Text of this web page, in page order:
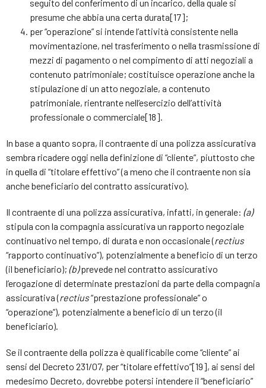
seguito del conferimento di un incarico, della quale si
presume che abbia una certa durata[17];
per “operazione” si intende l’attività consistente nella
movimentazione, nel trasferimento o nella trasmissione di
mezzi di pagamento o nel compimento di atti negoziali a
contenuto patrimoniale; costituisce operazione anche la
stipulazione di un atto negoziale, a contenuto
patrimoniale, rientrante nell’esercizio dell’attività
professionale o commerciale[18].
In base a quanto sopra, il contraente di una polizza assicurativa
sembra ricadere oggi nella definizione di “cliente”, piuttosto che
in quella di “titolare effettivo” (a meno che il contraente non sia
anche beneficiario del contratto assicurativo).
Il contraente di una polizza assicurativa, infatti, in generale: (a)
stipula con la compagnia assicurativa un rapporto negoziale
continuativo nel tempo, di durata e non occasionale (rectius
“rapporto continuativo”), potenzialmente a beneficio di un terzo
(il beneficiario); (b)prevede nel contratto assicurativo
l’erogazione di determinate prestazioni da parte della compagnia
assicurativa (rectius“prestazione professionale” o
“operazione”), potenzialmente a beneficio di un terzo (il
beneficiario).
Se il contraente della polizza è qualificabile come “cliente” ai
sensi del Decreto 231/07, per “titolare effettivo”[19], ai sensi del
medesimo Decreto, dovrebbe potersi intendere il “beneficiario”